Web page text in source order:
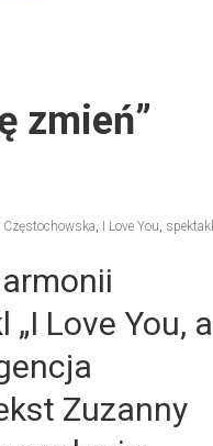
zmień”
, I Love You, spektakl
Love You, a
Zuzanny